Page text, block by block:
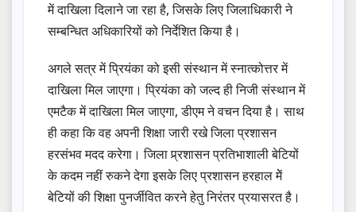
में दाखिला दिलाने जा रहा है, जिसके लिए जिलाधिकारी ने
सम्बन्धित अधिकारियों को निर्देशित किया है।
अगले सत्र में प्रियंका को इसी संस्थान में स्नात्कोत्तर में
दाखिला मिल जाएगा। प्रियंका को जल्द ही निजी संस्थान में
एमटैक में दाखिला मिल जाएगा, डीएम ने वचन दिया है। साथ
ही कहा कि वह अपनी शिक्षा जारी रखे जिला प्रशासन
हरसंभव मदद करेगा। जिला प्र्रशासन प्रतिभाशाली बेटियों
के कदम नहीं रुकने देगा इसके लिए प्रशासन हरहाल मेें
बेटियों की शिक्षा पुनर्जीवित करने हेतु निरंतर प्रयासरत है।